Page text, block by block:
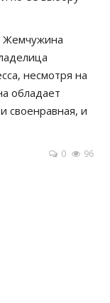
Жемчужина
несмотря на
обладает
своенравная, и
0 96